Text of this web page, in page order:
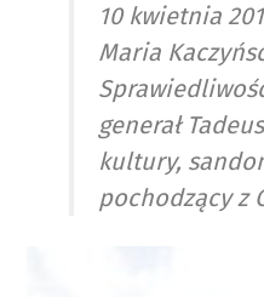
10 kwietnia
Maria
generał
kultury,
pochodzący z